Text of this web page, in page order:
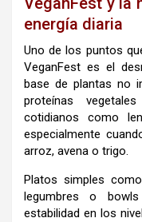
energía diaria
Uno de los puntos
VeganFest es el
base de plantas no
proteínas
cotidianos como
especialmente
arroz, avena o trigo.
Platos simples
legumbres o
estabilidad en los